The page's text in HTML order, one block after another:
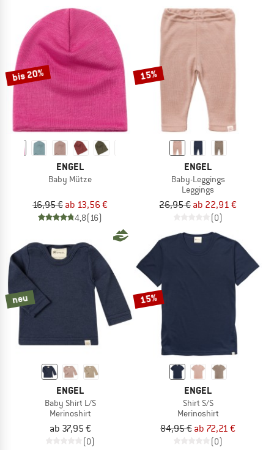
bis 20%
ENGEL
Baby Mütze
16,95 € ab 13,56 €
4,8(16)
15%
ENGEL
Baby-Leggings
Leggings
26,95 € ab 22,91 €
(0)
neu
ENGEL
Baby Shirt L/S
Merinoshirt
ab 37,95 €
(0)
15%
ENGEL
Shirt S/S
Merinoshirt
84,95 € ab 72,21 €
(0)